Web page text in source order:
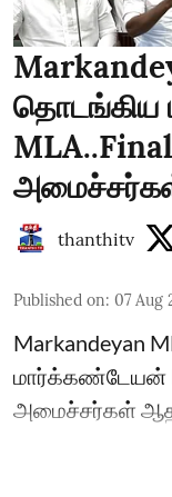
தொடங்கிய
thanthitv
Published on: 07 Aug
Markandeyan
மார்க்கண்டேயன்
அமைச்சர்கள்